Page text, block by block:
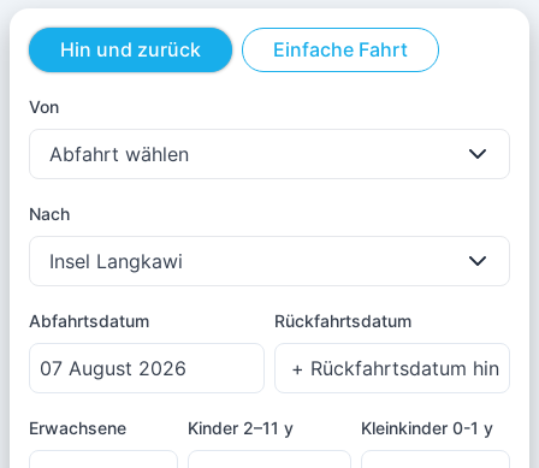
Hin und zurück Einfache Fahrt
Von
Abfahrt wählen
Nach
Insel Langkawi
Abfahrtsdatum Rückfahrtsdatum
Erwachsene Kinder 2–11 y Kleinkinder 0-1 y